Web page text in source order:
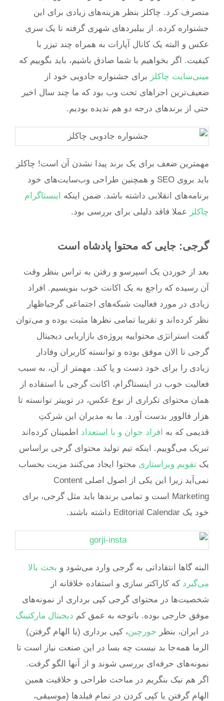
منصرف کرد. چاکلز بنظر هزینه‌های زیادی برای این
جشنواره کرده. از بیلبردهای شهری گرفته تا یک سری
عکس و البته یک کانال آپارات به همراه چند تیزر با
کیفیت. اگر بخواهیم با شما صادق باشیم، باید بگوییم که
مینی‌سایت چاکلزبرای جشنواره جادویی خود از
ضعیف‌ترین اجراهای تحت وب بود که ما چند سال اخیر
حتی از برندهای درجه دو هم ندیده بودیم.
مهمترین ضعف برای یک برند پیدا نشدن آن است! چاکلز
باید بروی SEO و همچنین طراحی وب‌سایت‌های خود
برنامه‌های انقلابی داشته باشد. ضمن اینکهاینستاگرام
چاکلزعملا فاقد دلیلی برای بررسی بود.
گرجی: جایی که محتوا پادشاه است
بعد از خوردن یک اسپرسو و رفتن به تراس بنظر وقت
آن رسیده که راجع به یک اکانت خوب بنویسیم. افراد
زیادی در مورد فعالیت‌ شبکه‌های اجتماعی گرجیاظهار
نظر کرده‌اند و تقریبا تمامی نظرها مثبت بوده و می‌توان
گفت استراتژی محتواییه پروژه‌ی بازاریابی دیجیتال
گرجی تا الان موفق بوده و توانسته کاربران وفادار
زیادی را برای خود دست و پا کند. مهمتر از آن، به سبب
فعالیت خوب در اینستاگرام، اکانت گرجی با استفاده از
همان محتوای تکراری از نوع عکس، در توییتر توانسته تا
هزار فالوور بدست آورد. ما به مدیران این شرکتِ
قدیمی که بهافراد جوان و با استعداداطمینان کرده‌اند
تبریک می‌گوییم. اینکه تیم تولید محتوای گرجی براساس
یکتقویم ویراستاری محتوا ایجاد می‌کنند مزیت بحساب
نمی‌آید زیرا این یکی از اصول اصلی Content
Marketing است و تمامی برندها باید مثل گرجی، برای
خود یک Editorial Calendar داشته باشند.
البته گاها انتقاداتی به گرجی وارد می‌شود و بحث بالا
می‌گیردکه کاراکتر سازی و استفاده خلاقانه از
شخصیت‌ها در محتوای گرجی کپی برداری از نمونه‌های
موفق خارجی بوده. باتوجه به عمق کمدیجیتال مارکتینگ
در ایران، بنظرجورچین، کپی برداری (یا الهام گرفتن)
الزما همه‌جا بد نیست چه بسا در این صنعت نیاز است تا
نمونه‌های حرفه‌ای بررسی شوند و از آنها الگو گرفت.
اگر هم نیک بنگریم در مباحث طراحی و خلاقیت همین
الهام گرفتن یا کپی کردن در تمام فیلدها (موسیقی،